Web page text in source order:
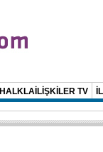
HALKLAİLİŞKİLER TV